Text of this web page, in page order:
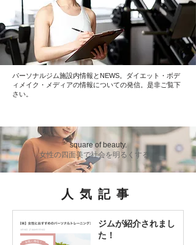
パーソナルジム施設内情報とNEWS。ダイエット・ボデ
ィメイク・メディアの情報についての発信。是非ご覧下
さい。
square of beauty.
女性の四面美で社会を明るくする。
人気記事
ジムが紹介されまし
た！